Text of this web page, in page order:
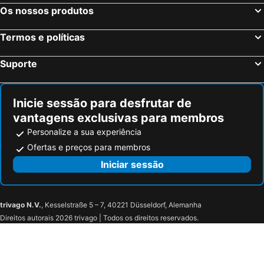
Sevilha, Andaluzia Hotéis
Vigo, Galiza Hotéis
Sangenjo, Galiza Hotéis
Os nossos produtos
Termos e políticas
Suporte
Inicie sessão para desfrutar de
vantagens exclusivas para membros
Personalize a sua experiência
Ofertas e preços para membros
Iniciar sessão
trivago N.V., Kesselstraße 5 – 7, 40221 Düsseldorf, Alemanha
Direitos autorais 2026 trivago | Todos os direitos reservados.